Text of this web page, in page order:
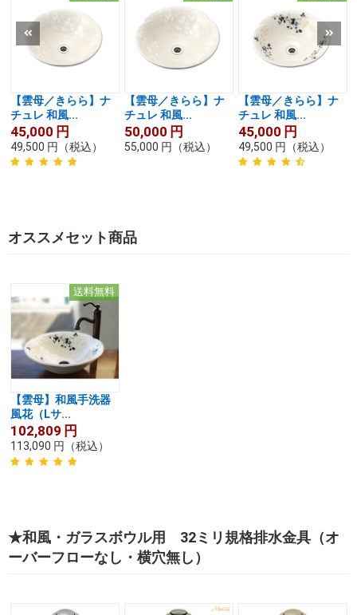
【雲母／きらら】ナ
チュレ 和風...
45,000 円
49,500 円 （税込）
【雲母／きらら】ナ
チュレ 和風...
50,000 円
55,000 円 （税込）
【雲母／きらら】ナ
チュレ 和風...
45,000 円
49,500 円 （税込）
オススメセット商品
送料無料
【雲母】和風手洗器
風花（Lサ...
102,809 円
113,090 円 （税込）
★和風・ガラスボウル用 32ミリ規格排水金具（オ
ーバーフローなし・横穴無し）